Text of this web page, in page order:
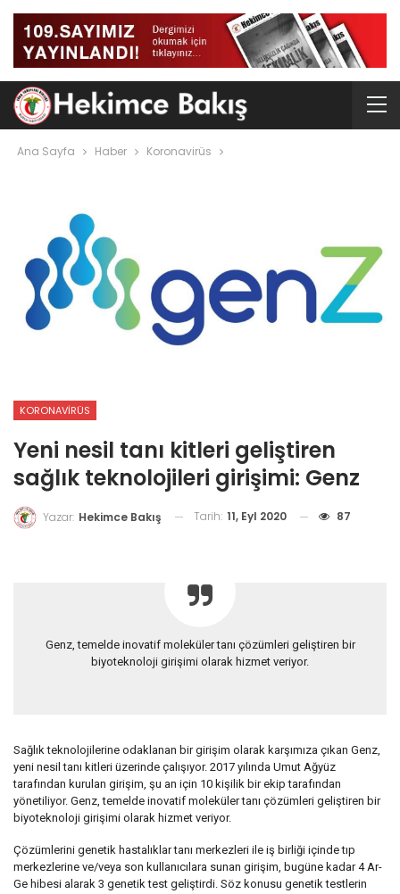
Ana Sayfa Haber Koronavirüs
KORONAVIRÜS
Yeni nesil tanı kitleri geliştiren
sağlık teknolojileri girişimi: Genz
Yazar: Hekimce Bakış Tarih: 11, Eyl 2020 87
Genz, temelde inovatif moleküler tanı çözümleri geliştiren bir
biyoteknoloji girişimi olarak hizmet veriyor.
Sağlık teknolojilerine odaklanan bir girişim olarak karşımıza çıkan Genz,
yeni nesil tanı kitleri üzerinde çalışıyor. 2017 yılında Umut Ağyüz
tarafından kurulan girişim, şu an için 10 kişilik bir ekip tarafından
yönetiliyor. Genz, temelde inovatif moleküler tanı çözümleri geliştiren bir
biyoteknoloji girişimi olarak hizmet veriyor.
Çözümlerini genetik hastalıklar tanı merkezleri ile iş birliği içinde tıp
merkezlerine ve/veya son kullanıcılara sunan girişim, bugüne kadar 4 Ar-
Ge hibesi alarak 3 genetik test geliştirdi. Söz konusu genetik testlerin